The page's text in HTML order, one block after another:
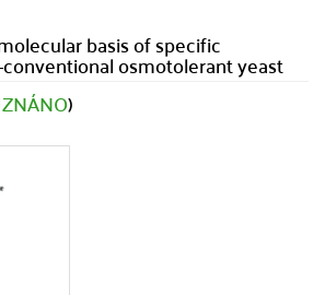
basis of specific
osmotolerant yeast
)